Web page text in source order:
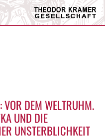
Theodor
Kramer
DEM WELTRUHM.
UND DIE
UNSTERBLICHKEIT